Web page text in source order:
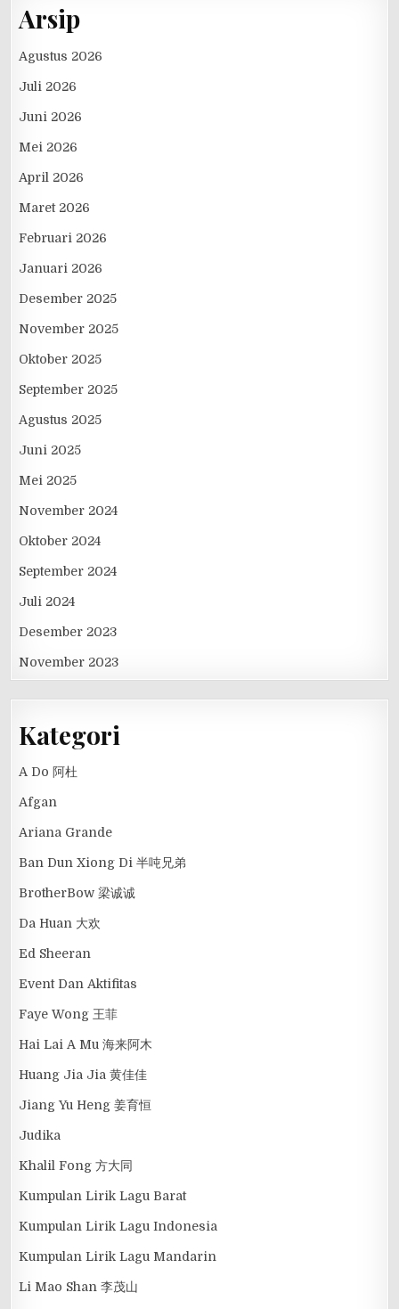
Arsip
Agustus 2026
Juli 2026
Juni 2026
Mei 2026
April 2026
Maret 2026
Februari 2026
Januari 2026
Desember 2025
November 2025
Oktober 2025
September 2025
Agustus 2025
Juni 2025
Mei 2025
November 2024
Oktober 2024
September 2024
Juli 2024
Desember 2023
November 2023
Kategori
A Do 阿杜
Afgan
Ariana Grande
Ban Dun Xiong Di 半吨兄弟
BrotherBow 梁诚诚
Da Huan 大欢
Ed Sheeran
Event Dan Aktifitas
Faye Wong 王菲
Hai Lai A Mu 海来阿木
Huang Jia Jia 黄佳佳
Jiang Yu Heng 姜育恒
Judika
Khalil Fong 方大同
Kumpulan Lirik Lagu Barat
Kumpulan Lirik Lagu Indonesia
Kumpulan Lirik Lagu Mandarin
Li Mao Shan 李茂山